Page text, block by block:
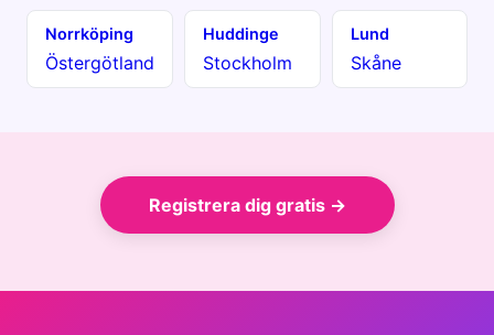
Norrköping
Östergötland
Huddinge
Stockholm
Lund
Skåne
Registrera dig gratis →